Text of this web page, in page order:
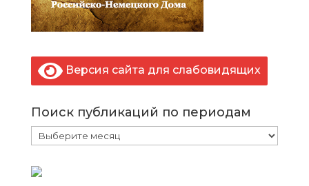
Версия сайта для слабовидящих
Поиск публикаций по периодам
Поиск
публикаций
по
периодам